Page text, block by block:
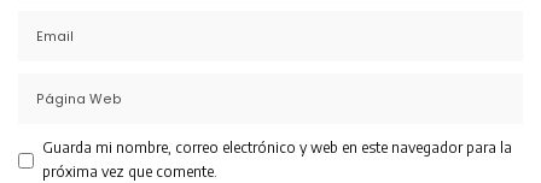
Guarda mi nombre, correo electrónico y web en este navegador para la
próxima vez que comente.